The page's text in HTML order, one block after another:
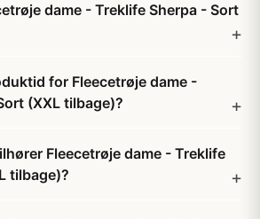
dame - Treklife Sherpa - Sort
for Fleecetrøje dame -
(XXL tilbage)?
Fleecetrøje dame - Treklife
tilbage)?